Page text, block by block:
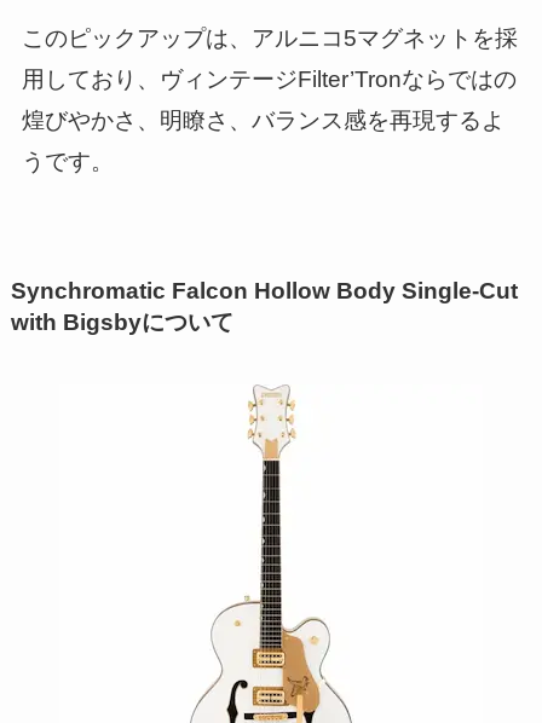
このピックアップは、アルニコ5マグネットを採
用しており、ヴィンテージFilter’Tronならではの
煌びやかさ、明瞭さ、バランス感を再現するよ
うです。
Synchromatic Falcon Hollow Body Single-Cut
with Bigsbyについて